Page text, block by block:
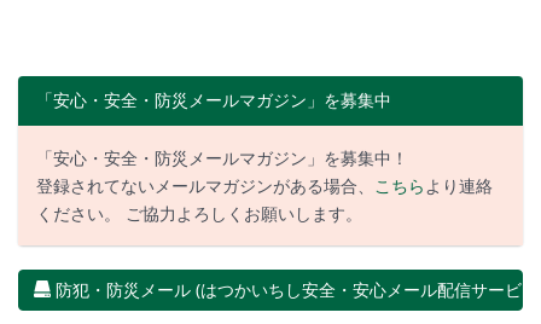
「安心・安全・防災メールマガジン」を募集中
「安心・安全・防災メールマガジン」を募集中！
登録されてないメールマガジンがある場合、 こちらより連絡
ください。 ご協力よろしくお願いします。
防犯・防災メール (はつかいちし安全・安心メール配信サービ